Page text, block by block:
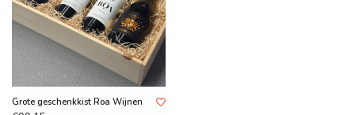
Grote geschenkkist Roa Wijnen